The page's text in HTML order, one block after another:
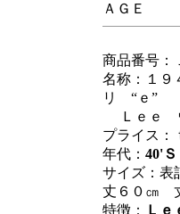
ＡＧＥ
商品番号：
名称：１
リ “ｅ”
Ｌｅｅ
プライス：
年代： 40'Ｓ
サイズ：
丈６０㎝
特徴：
Ｌ